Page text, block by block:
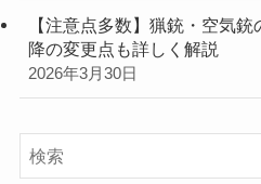
【注意点多数】猟銃・空気
降の変更点も詳しく解説
2026年3月30日